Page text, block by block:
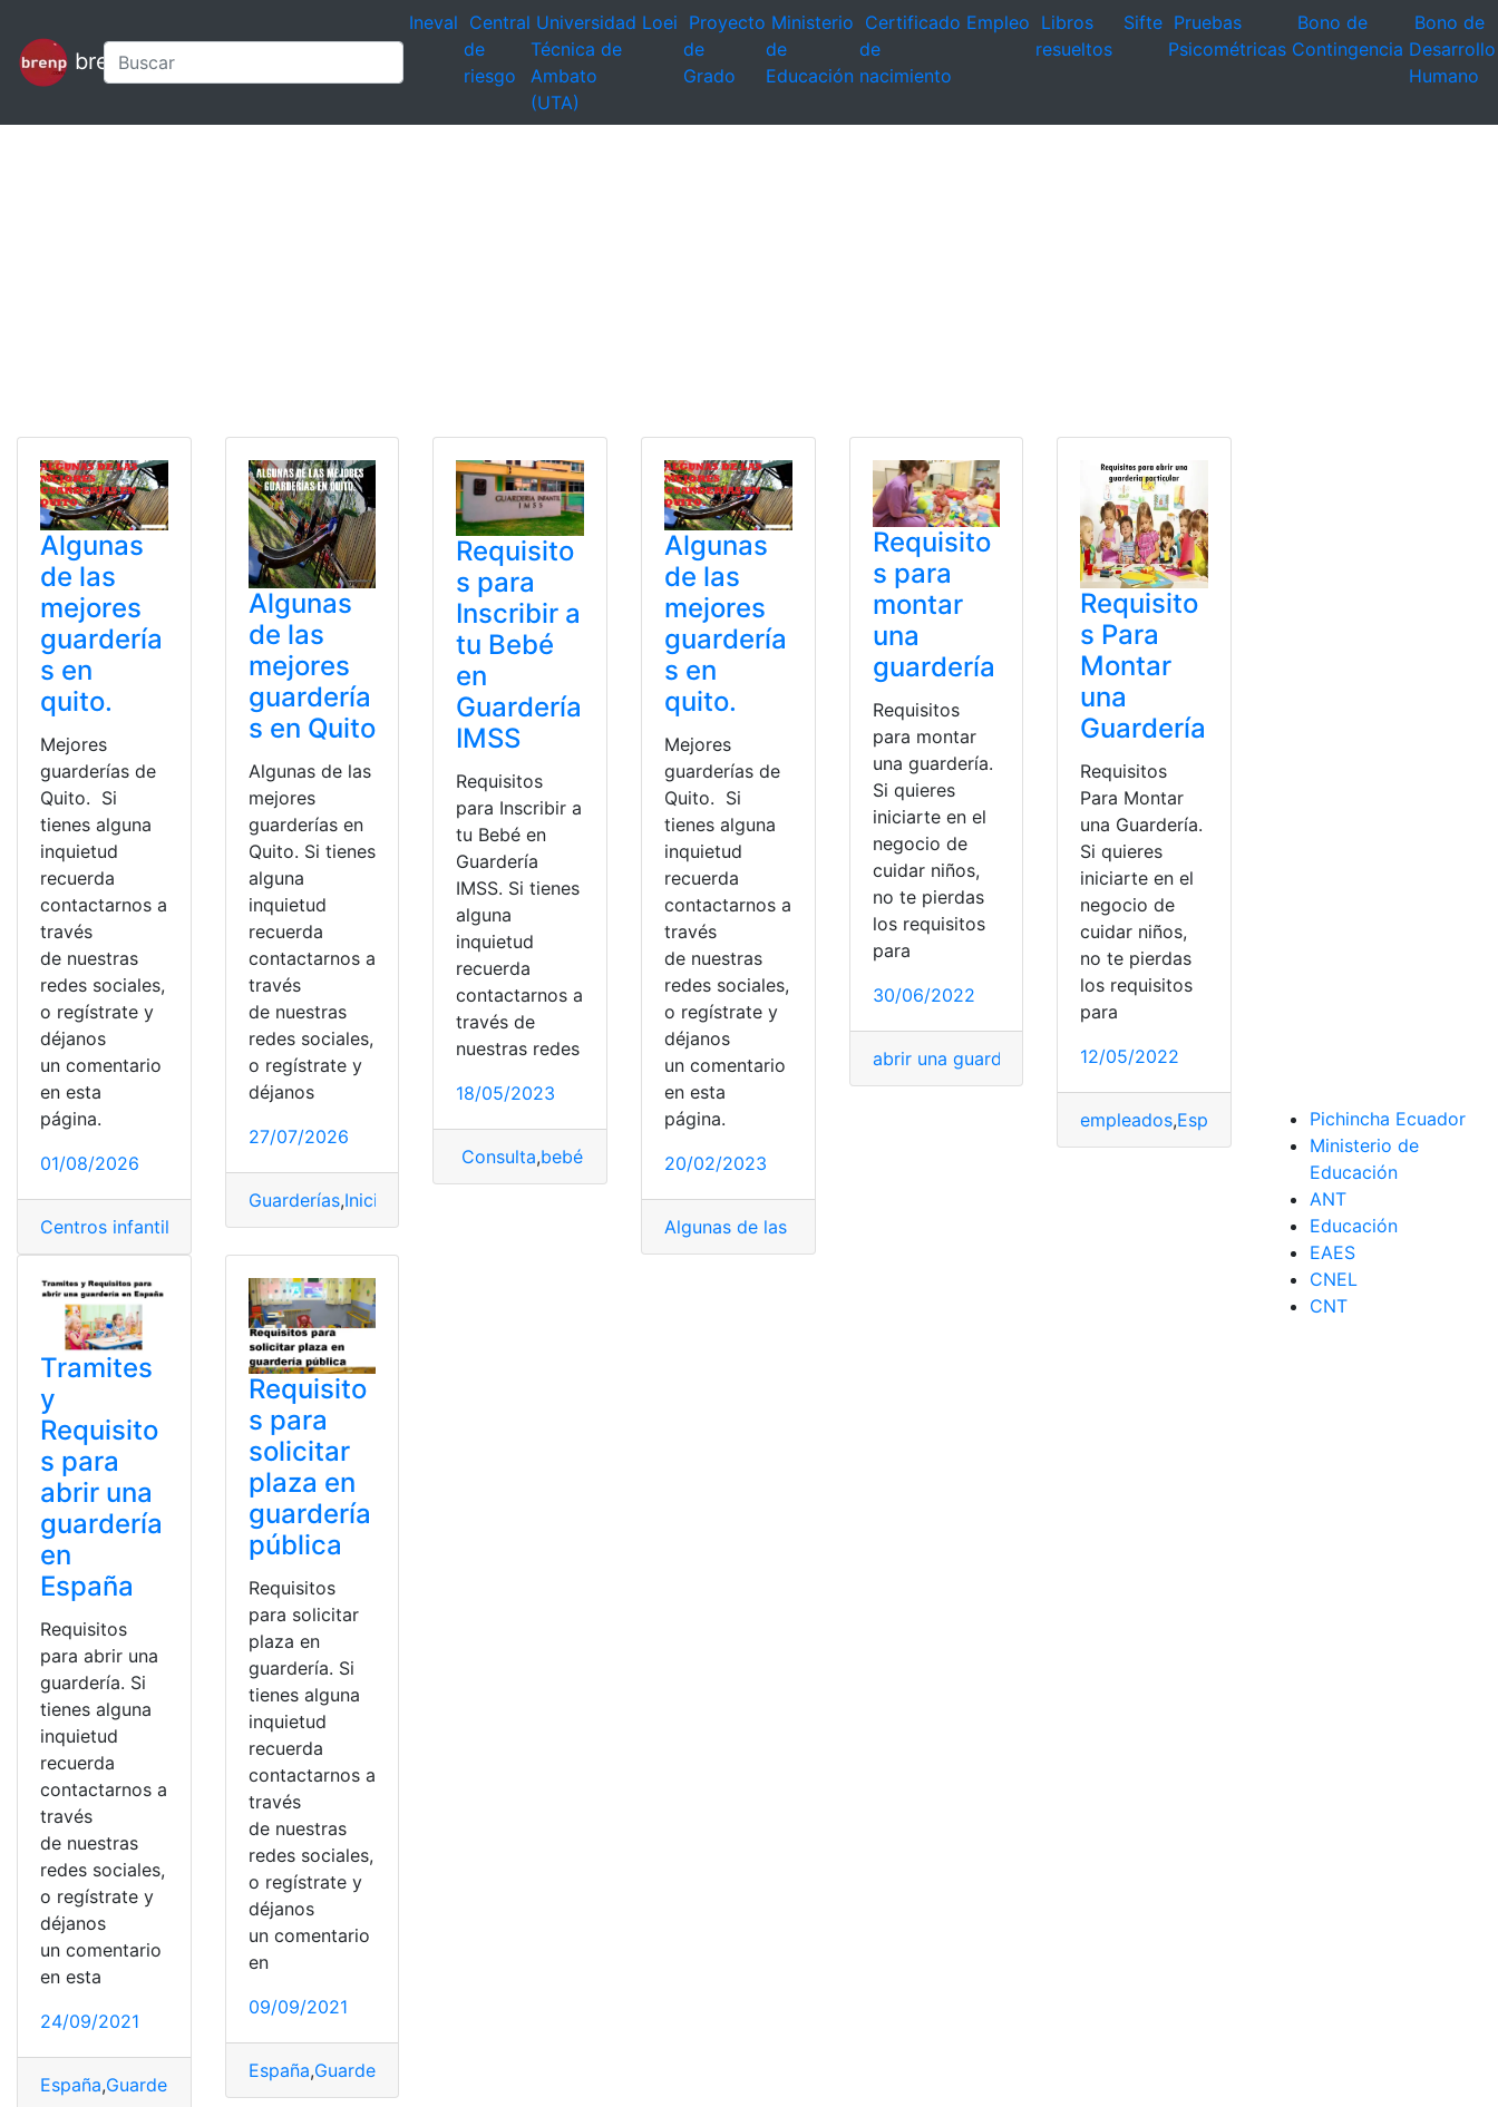
brenp
Ineval Central
de
riesgo
Universidad
Técnica de
Ambato
(UTA)
Loei Proyecto
de
Grado
Ministerio
de
Educación
Certificado
de
nacimiento
Empleo Libros
resueltos
Sifte Pruebas
Psicométricas
Bono de
Contingencia
Bono de
Desarrollo
Humano
Algunas
de las
mejores
guardería
s en
quito.
Mejores
guarderías de
Quito. Si
tienes alguna
inquietud
recuerda
contactarnos a
través
de nuestras
redes sociales,
o regístrate y
déjanos
un comentario
en esta
página.
01/08/2026
Centros infantiles Cuidar,Ecuador,Educación Institución de educación superior Instituciones educativas,Instituciones
Algunas
de las
mejores
guardería
s en Quito
Algunas de las
mejores
guarderías en
Quito. Si tienes
alguna
inquietud
recuerda
contactarnos a
través
de nuestras
redes sociales,
o regístrate y
déjanos
27/07/2026
Guarderías,Inicial
Requisito
s para
Inscribir a
tu Bebé
en
Guardería
IMSS
Requisitos
para Inscribir a
tu Bebé en
Guardería
IMSS. Si tienes
alguna
inquietud
recuerda
contactarnos a
través de
nuestras redes
18/05/2023
Consulta,bebé Guardería,Guarderías
Algunas
de las
mejores
guardería
s en
quito.
Mejores
guarderías de
Quito. Si
tienes alguna
inquietud
recuerda
contactarnos a
través
de nuestras
redes sociales,
o regístrate y
déjanos
un comentario
en esta
página.
20/02/2023
Algunas de las mejores guarderías Mejores guarderías en quito.
Requisito
s para
montar
una
guardería
Requisitos
para montar
una guardería.
Si quieres
iniciarte en el
negocio de
cuidar niños,
no te pierdas
los requisitos
para
30/06/2022
abrir una guardería Guardería,Guardería pública
Requisito
s Para
Montar
una
Guardería
Requisitos
Para Montar
una Guardería.
Si quieres
iniciarte en el
negocio de
cuidar niños,
no te pierdas
los requisitos
para
12/05/2022
empleados,España Formación,Guarderías,
Tramites
y
Requisito
s para
abrir una
guardería
en
España
Requisitos
para abrir una
guardería. Si
tienes alguna
inquietud
recuerda
contactarnos a
través
de nuestras
redes sociales,
o regístrate y
déjanos
un comentario
en esta
24/09/2021
España,Guardería Guardería pública, Guarderías
Requisito
s para
solicitar
plaza en
guardería
pública
Requisitos
para solicitar
plaza en
guardería. Si
tienes alguna
inquietud
recuerda
contactarnos a
través
de nuestras
redes sociales,
o regístrate y
déjanos
un comentario
en
09/09/2021
España,Guarderías
Pichincha Ecuador
Ministerio de
Educación
ANT
Educación
EAES
CNEL
CNT